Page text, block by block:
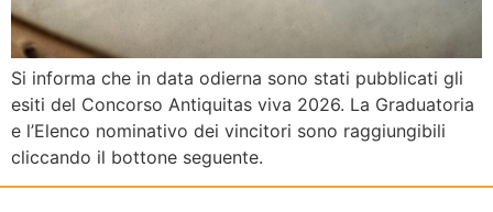
Si informa che in data odierna sono stati pubblicati gli
esiti del Concorso Antiquitas viva 2026. La Graduatoria
e l’Elenco nominativo dei vincitori sono raggiungibili
cliccando il bottone seguente.